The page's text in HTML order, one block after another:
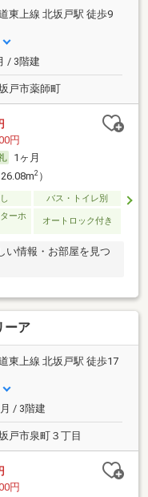
東上線 北坂戸駅 徒歩9
/ 3階建
戸市薬師町
円
1ヶ月
2）
バス・トイレ別
ーホ
オートロック付き
い情報・お部屋を見つ
ーア
東上線 北坂戸駅 徒歩17
/ 3階建
戸市泉町３丁目
円